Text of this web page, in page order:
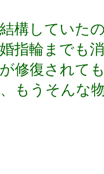
構していた
指輪までも
修復されて
もうそんな